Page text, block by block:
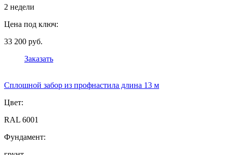
2 недели
Цена под ключ:
33 200 руб.
Заказать
Сплошной забор из профнастила длина 13 м
Цвет:
RAL 6001
Фундамент: